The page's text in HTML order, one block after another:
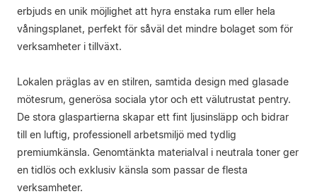
erbjuds en unik möjlighet att hyra enstaka rum eller hela
våningsplanet, perfekt för såväl det mindre bolaget som för
verksamheter i tillväxt.
Lokalen präglas av en stilren, samtida design med glasade
mötesrum, generösa sociala ytor och ett välutrustat pentry.
De stora glaspartierna skapar ett fint ljusinsläpp och bidrar
till en luftig, professionell arbetsmiljö med tydlig
premiumkänsla. Genomtänkta materialval i neutrala toner ger
en tidlös och exklusiv känsla som passar de flesta
verksamheter.